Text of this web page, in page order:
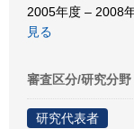
2005年度 – 2008
見る
審査区分/研究分野
研究代表者